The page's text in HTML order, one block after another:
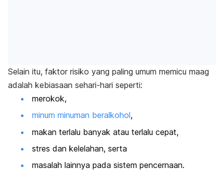
Selain itu, faktor risiko yang paling umum memicu maag
adalah kebiasaan sehari-hari seperti:
merokok,
minum minuman beralkohol,
makan terlalu banyak atau terlalu cepat,
stres dan kelelahan, serta
masalah lainnya pada sistem pencernaan.